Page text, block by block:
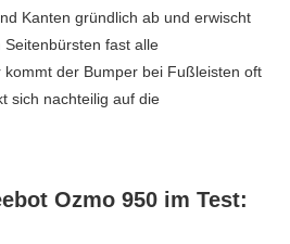
Kanten gründlich ab und erwischt
fast alle
der Bumper bei Fußleisten oft
sich nachteilig auf die
Ozmo 950 im Test: